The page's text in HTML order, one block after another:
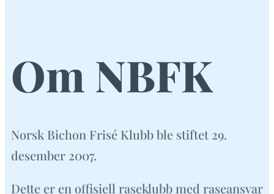
Om NBFK
Norsk Bichon Frisé Klubb ble stiftet 29.
desember 2007.
Dette er en offisiell raseklubb med raseansvar